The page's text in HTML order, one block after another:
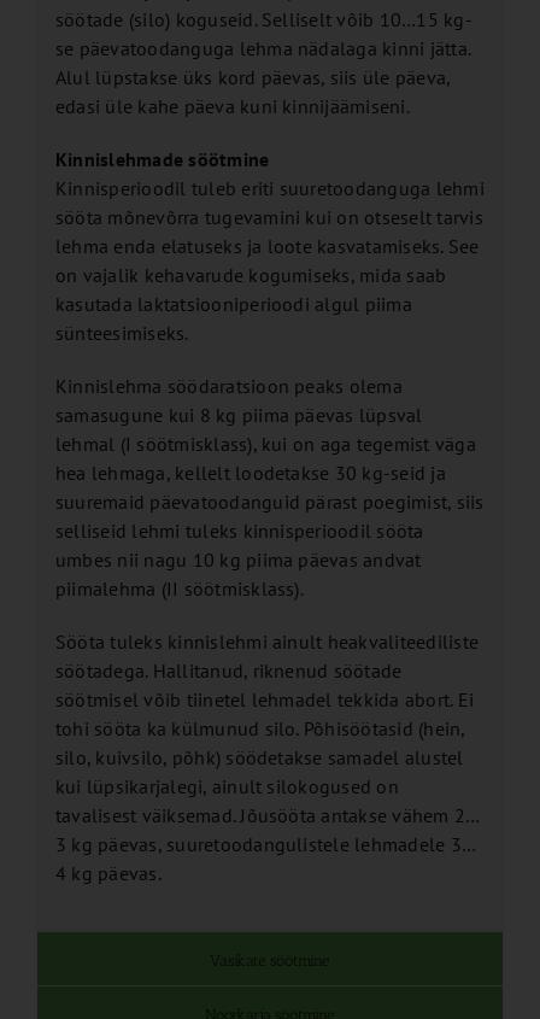
söötade (silo) koguseid. Selliselt võib 10…15 kg-
se päevatoodanguga lehma nädalaga kinni jätta.
Alul lüpstakse üks kord päevas, siis üle päeva,
edasi üle kahe päeva kuni kinnijäämiseni.
Kinnislehmade söötmine
Kinnisperioodil tuleb eriti suuretoodanguga lehmi
sööta mõnevõrra tugevamini kui on otseselt tarvis
lehma enda elatuseks ja loote kasvatamiseks. See
on vajalik kehavarude kogumiseks, mida saab
kasutada laktatsiooniperioodi algul piima
sünteesimiseks.
Kinnislehma söödaratsioon peaks olema
samasugune kui 8 kg piima päevas lüpsval
lehmal (I söötmisklass), kui on aga tegemist väga
hea lehmaga, kellelt loodetakse 30 kg-seid ja
suuremaid päevatoodanguid pärast poegimist, siis
selliseid lehmi tuleks kinnisperioodil sööta
umbes nii nagu 10 kg piima päevas andvat
piimalehma (II söötmisklass).
Sööta tuleks kinnislehmi ainult heakvaliteediliste
söötadega. Hallitanud, riknenud söötade
söötmisel võib tiinetel lehmadel tekkida abort. Ei
tohi sööta ka külmunud silo. Põhisöötasid (hein,
silo, kuivsilo, põhk) söödetakse samadel alustel
kui lüpsikarjalegi, ainult silokogused on
tavalisest väiksemad. Jõusööta antakse vähem 2…
3 kg päevas, suuretoodangulistele lehmadele 3…
4 kg päevas.
Vasikate söötmine
Noorkarja söötmine